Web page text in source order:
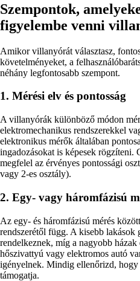
Szempontok,
figyelembe venni
Amikor villanyórát választasz,
követelményeket, a
néhány legfontosabb szempont.
1. Mérési elv és pontosság
A villanyórák különböző módon
elektromechanikus rendszerekkel
elektronikus mérők általában
ingadozásokat is képesek
megfelel az érvényes pontossági
vagy 2-es osztály).
2. Egy- vagy háromfázisú
Az egy- és háromfázisú mérés
rendszerétől függ. A kisebb lakások
rendelkeznek, míg a nagyobb
hőszivattyú vagy elektromos autó
igényelnek. Mindig ellenőrizd, hogy
támogatja.